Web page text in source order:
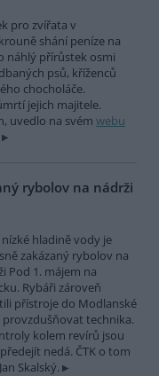
pro zvířata v
shání peníze na
náhlý přírůstek osmi
psů, kříženců
chocholáče.
jejich majitele.
uvedlo na svém webu
rybolov na nádrži
hladině vody je
zakázaný rybolov na
Pod 1. májem na
Rybáři zároveň
přístroje do Modlanské
technika.
kolem revírů jsou
nedá. ČTK o tom
Skalský.